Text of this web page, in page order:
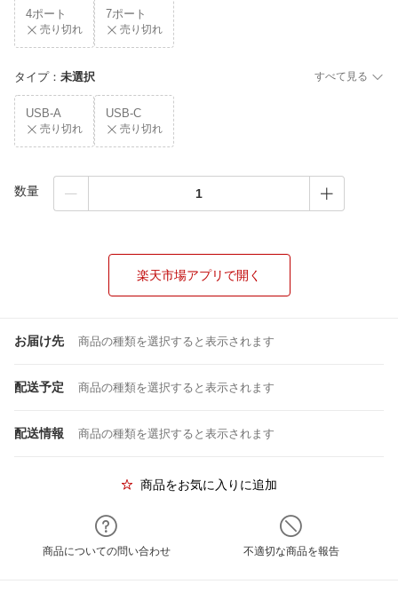
4ポート
売り切れ
7ポート
売り切れ
タイプ： 未選択 すべて見る
USB-A
売り切れ
USB-C
売り切れ
数量
楽天市場アプリで開く
お届け先 商品の種類を選択すると表示されます
配送予定 商品の種類を選択すると表示されます
配送情報 商品の種類を選択すると表示されます
商品をお気に入りに追加
商品についての問い合わせ 不適切な商品を報告